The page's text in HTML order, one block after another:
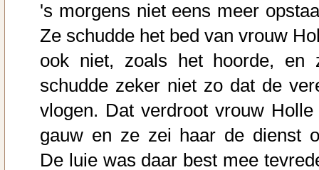
's morgens niet eens meer
Ze schudde het bed van vrouw
ook niet, zoals het hoorde, en
schudde zeker niet zo dat de
vlogen. Dat verdroot vrouw Holle
gauw en ze zei haar de dienst
De luie was daar best mee